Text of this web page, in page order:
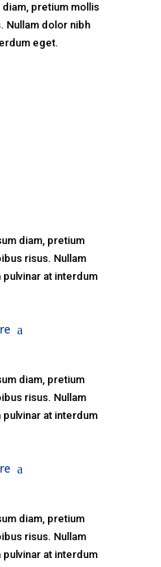
pretium mollis
Nullam dolor nibh
eget.
diam, pretium
risus. Nullam
pulvinar at interdum
diam, pretium
risus. Nullam
pulvinar at interdum
diam, pretium
risus. Nullam
pulvinar at interdum